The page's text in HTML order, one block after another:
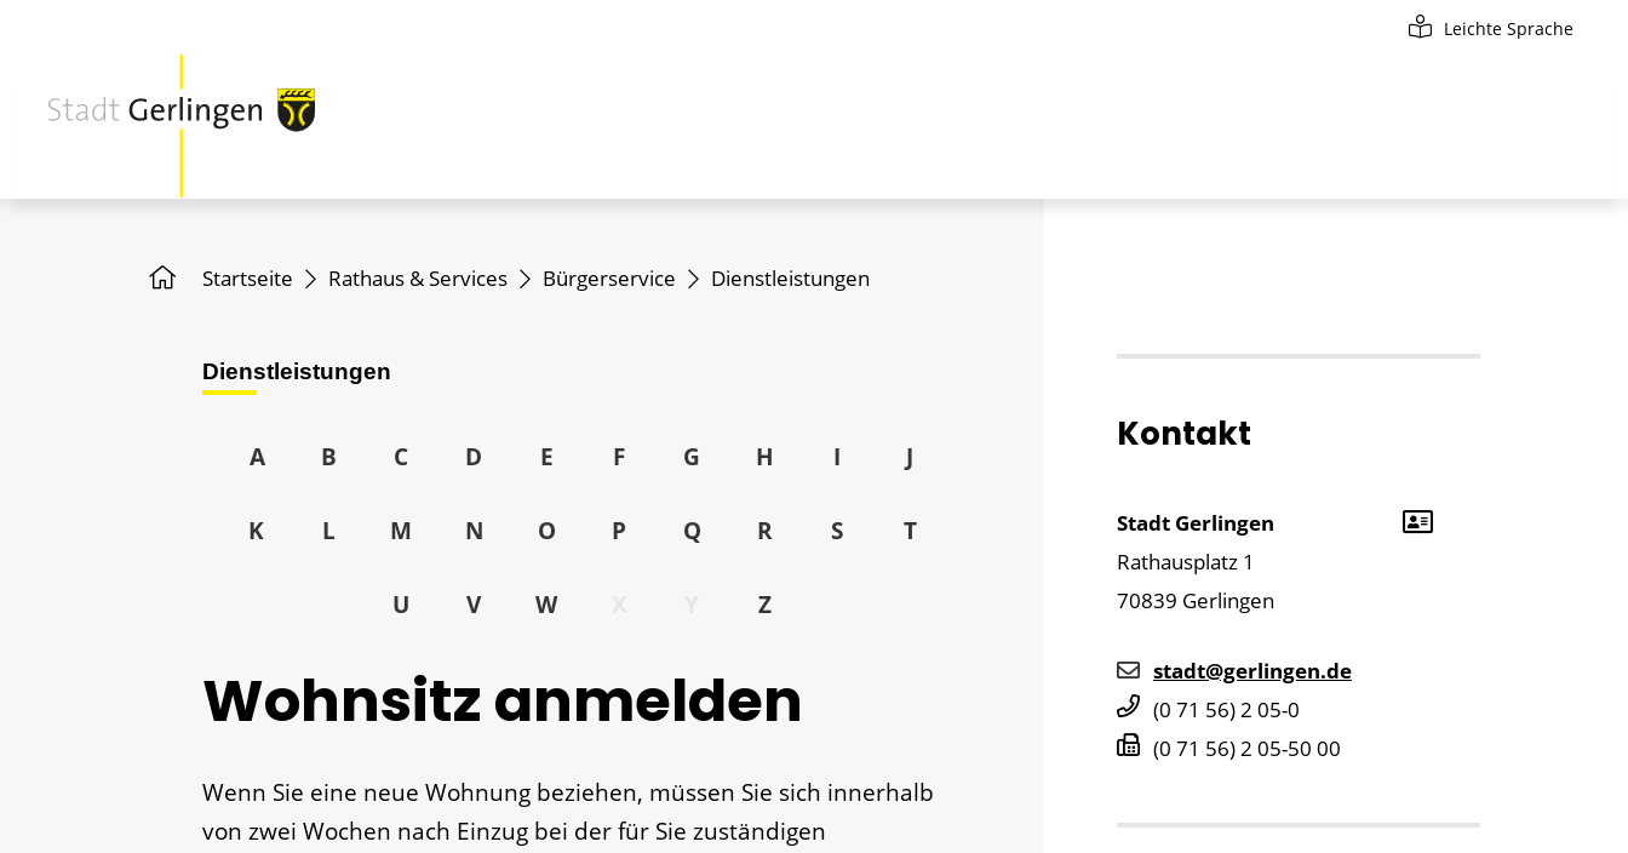
Leichte Sprache
Startseite Rathaus & Services Bürgerservice Dienstleistungen
Dienstleistungen
A B C D E F G H I J
K L M N O P Q R S T
U V W Z
Wohnsitz anmelden
Wenn Sie eine neue Wohnung beziehen, müssen Sie sich innerhalb
von zwei Wochen nach Einzug bei der für Sie zuständigen
Kontakt
Stadt Gerlingen
Rathausplatz 1
70839 Gerlingen
stadt@gerlingen.de
(0 71 56) 2 05-0
(0 71 56) 2 05-50 00